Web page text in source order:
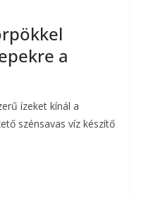
a
ízeket kínál a
szénsavas víz készítő